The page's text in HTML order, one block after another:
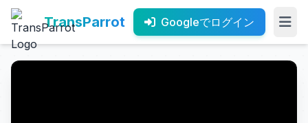
TransParrot Googleでログイン